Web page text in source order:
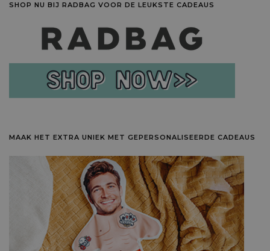
SHOP NU BIJ RADBAG VOOR DE LEUKSTE CADEAUS
MAAK HET EXTRA UNIEK MET GEPERSONALISEERDE CADEAUS